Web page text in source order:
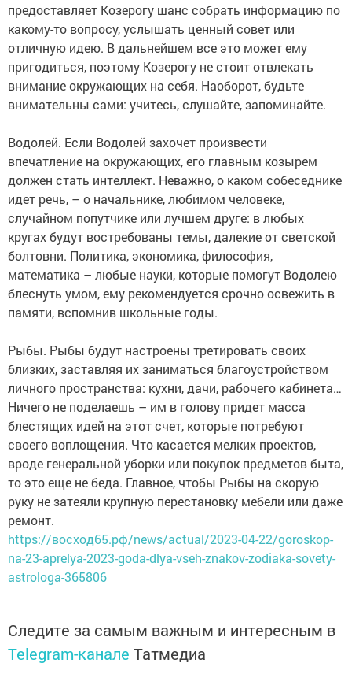
предоставляет Козерогу шанс собрать информацию по
какому-то вопросу, услышать ценный совет или
отличную идею. В дальнейшем все это может ему
пригодиться, поэтому Козерогу не стоит отвлекать
внимание окружающих на себя. Наоборот, будьте
внимательны сами: учитесь, слушайте, запоминайте.
Водолей. Если Водолей захочет произвести
впечатление на окружающих, его главным козырем
должен стать интеллект. Неважно, о каком собеседнике
идет речь, – о начальнике, любимом человеке,
случайном попутчике или лучшем друге: в любых
кругах будут востребованы темы, далекие от светской
болтовни. Политика, экономика, философия,
математика – любые науки, которые помогут Водолею
блеснуть умом, ему рекомендуется срочно освежить в
памяти, вспомнив школьные годы.
Рыбы. Рыбы будут настроены третировать своих
близких, заставляя их заниматься благоустройством
личного пространства: кухни, дачи, рабочего кабинета…
Ничего не поделаешь – им в голову придет масса
блестящих идей на этот счет, которые потребуют
своего воплощения. Что касается мелких проектов,
вроде генеральной уборки или покупок предметов быта,
то это еще не беда. Главное, чтобы Рыбы на скорую
руку не затеяли крупную перестановку мебели или даже
ремонт.
https://восход65.рф/news/actual/2023-04-22/goroskop-
na-23-aprelya-2023-goda-dlya-vseh-znakov-zodiaka-sovety-
astrologa-365806
Следите за самым важным и интересным в
Telegram-канале Татмедиа